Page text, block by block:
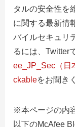
タルの安全性を
に関する最新情
バイルセキュリ
るには、 Twitter
ee_JP_Sec（日
ckableをお聞き
※本ページの内
以下のMcAfee